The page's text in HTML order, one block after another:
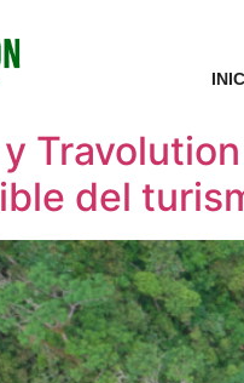
del